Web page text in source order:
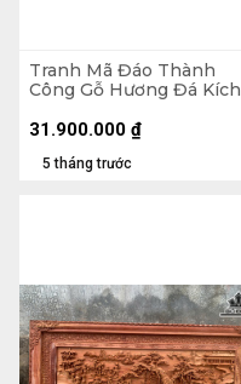
Tranh Mã Đáo Thành
Công Gỗ Hương Đá Kích
5 tháng trước
31.900.000 ₫